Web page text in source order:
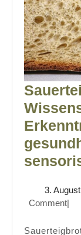
3.
Comment|
Sauerteigbrot erlebt eine bemerkenswerte